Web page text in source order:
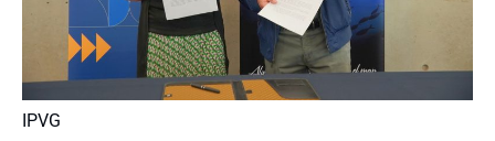
IPVG